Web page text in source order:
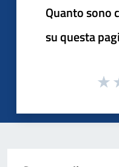
Quanto sono
su questa